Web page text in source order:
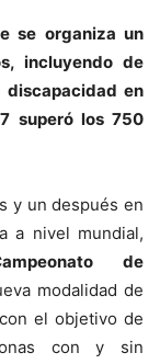
se organiza un
incluyendo de
discapacidad en
superó los 750
y un después en
a nivel mundial,
de
modalidad de
el objetivo de
con y sin